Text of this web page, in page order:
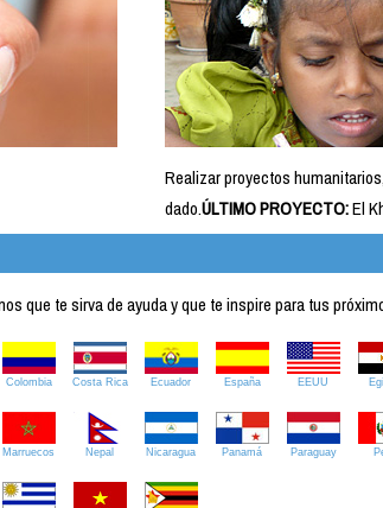
Realizar proyectos
dado.ÚLTIMO PROYECTO:El
que te sirva de ayuda y que te inspire para tus
Colombia Costa Rica Ecuador España EEUU
Marruecos Nepal Nicaragua Panamá Paraguay